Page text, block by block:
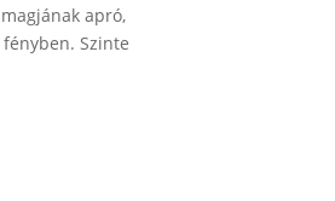
apró,
Szinte